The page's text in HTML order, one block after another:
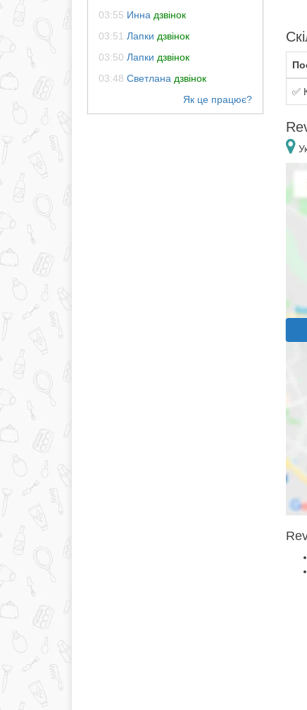
03:55 Инна дзвінок
03:51 Лапки дзвінок
03:50 Лапки дзвінок
03:48 Светлана дзвінок
✅